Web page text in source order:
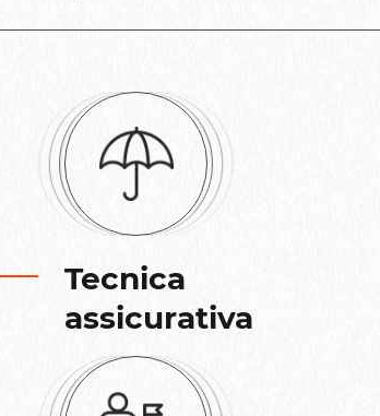
Tecnica
assicurativa